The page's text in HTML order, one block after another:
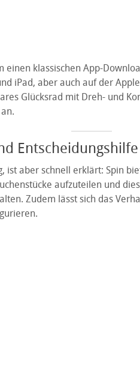
einen klassischen App-
iPad, aber auch auf der
Glücksrad mit Dreh- und
Entscheidungshilfe
ist aber schnell erklärt: Spin
aufzuteilen und
Zudem lässt sich das